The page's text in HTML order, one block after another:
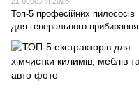
Топ-5 професійних пилососів
для генерального прибирання